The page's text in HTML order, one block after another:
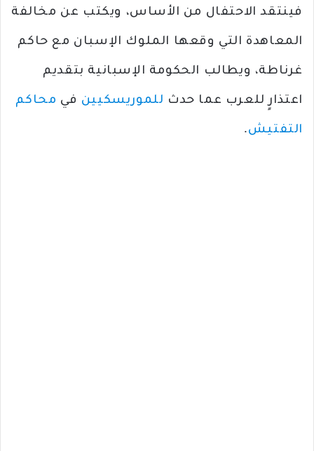
فينتقد الاحتفال من الأساس، ويكتب عن مخالفة
المعاهدة التي وقعها الملوك الإسبان مع حاكم
غرناطة، ويطالب الحكومة الإسبانية بتقديم
اعتذارٍ للعرب عما حدث للموريسكيين في محاكم
التفتيش.